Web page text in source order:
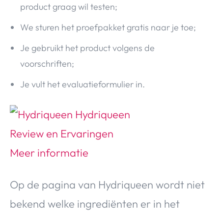
product graag wil testen;
We sturen het proefpakket gratis naar je toe;
Je gebruikt het product volgens de
voorschriften;
Je vult het evaluatieformulier in.
Op de pagina van Hydriqueen wordt niet
bekend welke ingrediënten er in het